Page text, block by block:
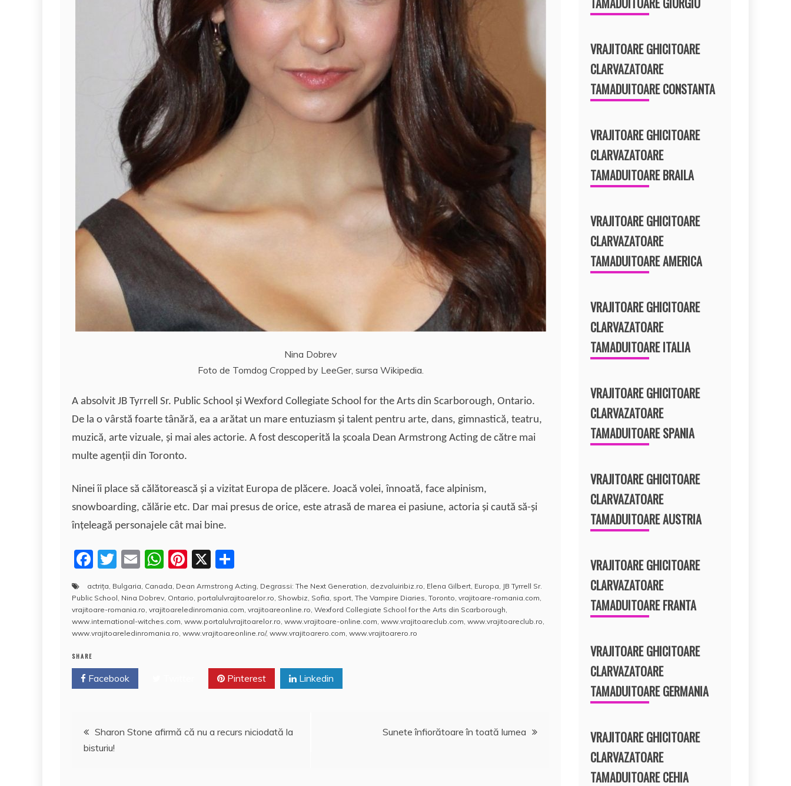
Nina Dobrev
Foto de Tomdog Cropped by LeeGer, sursa Wikipedia.
A absolvit JB Tyrrell Sr. Public School şi Wexford Collegiate School for the Arts din Scarborough, Ontario.
De la o vârstă foarte tânără, ea a arătat un mare entuziasm şi talent pentru arte, dans, gimnastică, teatru,
muzică, arte vizuale, şi mai ales actorie. A fost descoperită la şcoala Dean Armstrong Acting de către mai
multe agenţii din Toronto.
Ninei îi place să călătorească şi a vizitat Europa de plăcere. Joacă volei, înnoată, face alpinism,
snowboarding, călărie etc. Dar mai presus de orice, este atrasă de marea ei pasiune, actoria şi caută să-şi
înţeleagă personajele cât mai bine.
F
a
c
e
b
o
k
T
w
itt
er
E
m
ai
l
W
h
at
s
A
Pi
nt
er
e
st
X
a
rt
aj
e
z
ă
actriţa Bulgaria Canada Dean Armstrong Acting Degrassi: The Next Generation dezvaluiribiz.ro Elena Gilbert Europa JB Tyrrell Sr.
Public School Nina Dobrev Ontario portalulvrajitoarelor.ro Showbiz Sofia sport The Vampire Diaries Toronto vrajitoare-romania.com
vrajitoare-romania.ro vrajitoareledinromania.com vrajitoareonline.ro Wexford Collegiate School for the Arts din Scarborough
www.international-witches.com www.portalulvrajitoarelor.ro www.vrajitoare-online.com www.vrajitoareclub.com www.vrajitoareclub.ro
www.vrajitoareledinromania.ro www.vrajitoareonline.ro/, www.vrajitoarero.com www.vrajitoarero.ro
SHARE
Facebook Pinterest Linkedin
Navigare
în
Sharon Stone afirmă că nu a recurs niciodată la
bisturiu!
Sunete înfiorătoare în toată lumea
VRAJITOARE GHICITOARE
CLARVAZATOARE
TAMADUITOARE CONSTANTA
VRAJITOARE GHICITOARE
CLARVAZATOARE
TAMADUITOARE BRAILA
VRAJITOARE GHICITOARE
CLARVAZATOARE
TAMADUITOARE AMERICA
VRAJITOARE GHICITOARE
CLARVAZATOARE
TAMADUITOARE ITALIA
VRAJITOARE GHICITOARE
CLARVAZATOARE
TAMADUITOARE SPANIA
VRAJITOARE GHICITOARE
CLARVAZATOARE
TAMADUITOARE AUSTRIA
VRAJITOARE GHICITOARE
CLARVAZATOARE
TAMADUITOARE FRANTA
VRAJITOARE GHICITOARE
CLARVAZATOARE
TAMADUITOARE GERMANIA
VRAJITOARE GHICITOARE
CLARVAZATOARE
TAMADUITOARE CEHIA